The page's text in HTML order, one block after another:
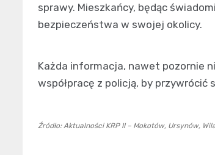
sprawy. Mieszkańcy, będąc
bezpieczeństwa w swojej okolicy.
Każda informacja, nawet pozornie
współpracę z policją, by
Źródło: Aktualności KRP II – Mokotów, Ursynów,